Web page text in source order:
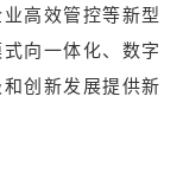
高效管控等新型
向一体化、数字
创新发展提供新